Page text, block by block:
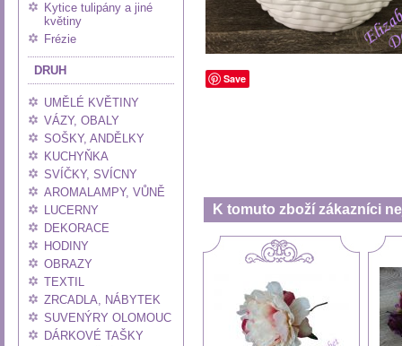
Kytice tulipány a jiné
květiny
Frézie
DRUH
UMĚLÉ KVĚTINY
VÁZY, OBALY
SOŠKY, ANDĚLKY
KUCHYŇKA
SVÍČKY, SVÍCNY
AROMALAMPY, VŮNĚ
LUCERNY
DEKORACE
HODINY
OBRAZY
TEXTIL
ZRCADLA, NÁBYTEK
SUVENÝRY OLOMOUC
DÁRKOVÉ TAŠKY
Save
K tomuto zboží zákazníci